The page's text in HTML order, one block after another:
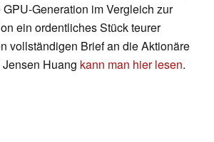
Generation im Vergleich zur
ein ordentliches Stück teurer
vollständigen Brief an die Aktionäre
Huang kann man hier lesen.